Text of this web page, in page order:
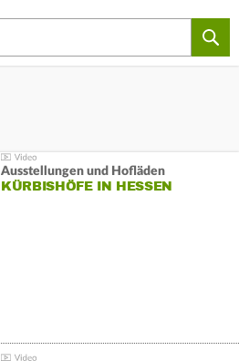
Ausstellungen und Hofläden
KÜRBISHÖFE IN HESSEN